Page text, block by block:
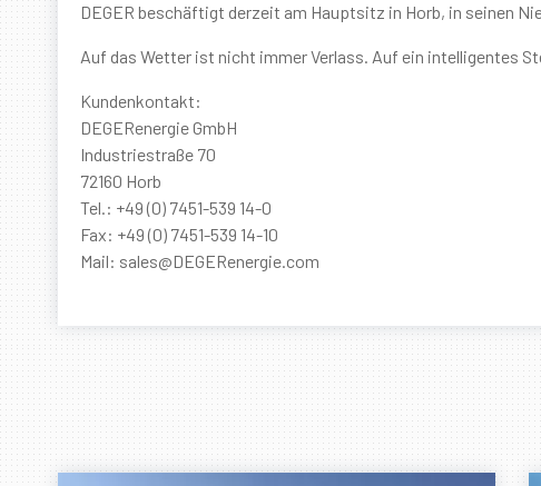
DEGER beschäftigt derzeit am Hauptsitz in Horb, in seinen
Auf das Wetter ist nicht immer Verlass. Auf ein intelligentes
Kundenkontakt:
DEGERenergie GmbH
Industriestraße 70
72160 Horb
Tel.: +49 (0) 7451-539 14-0
Fax: +49 (0) 7451-539 14-10
Mail: sales@DEGERenergie.com